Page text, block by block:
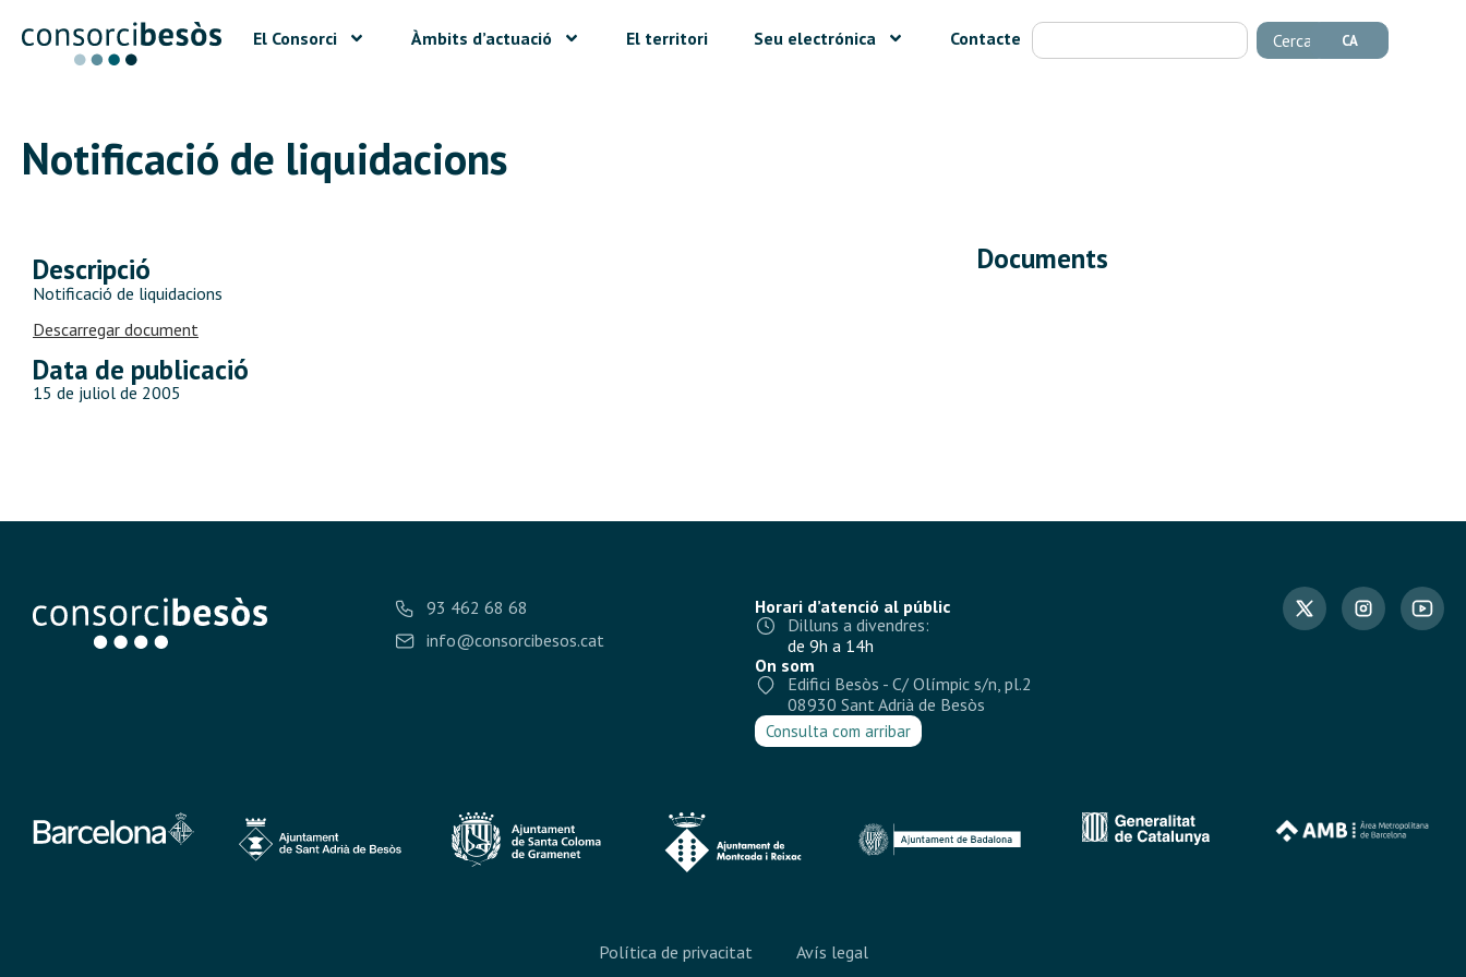
El Consorci Àmbits d’actuació El territori Seu electrónica Contacte Cerca CA
Notificació de liquidacions
Descripció
Notificació de liquidacions
Descarregar document
Data de publicació
15 de juliol de 2005
Documents
93 462 68 68
info@consorcibesos.cat
Horari d’atenció al públic
Dilluns a divendres:
de 9h a 14h
On som
Edifici Besòs - C/ Olímpic s/n, pl.2
08930 Sant Adrià de Besòs
Consulta com arribar
Política de privacitat Avís legal